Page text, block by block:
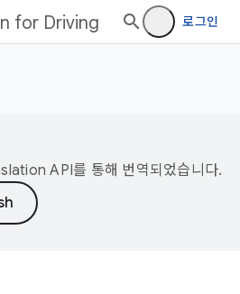
for Driving 로그인
API를 통해 번역되었습니다.